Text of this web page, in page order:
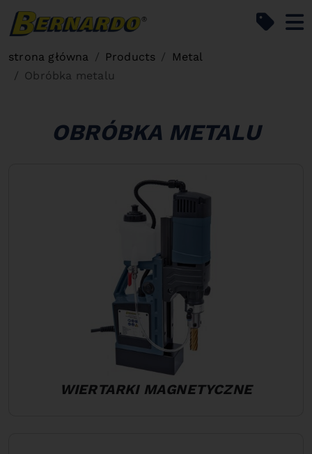
strona główna Products
Metal
Obróbka metalu
OBRÓBKA METALU
WIERTARKI MAGNETYCZNE